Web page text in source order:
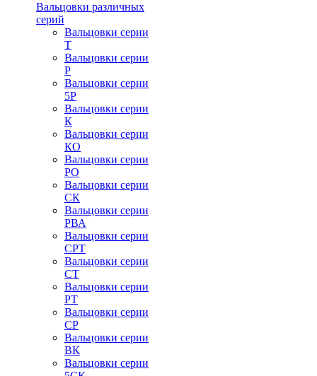
Вальцовки различных
серий
Вальцовки серии
Т
Вальцовки серии
Р
Вальцовки серии
5Р
Вальцовки серии
К
Вальцовки серии
КО
Вальцовки серии
РО
Вальцовки серии
СК
Вальцовки серии
РВА
Вальцовки серии
СРТ
Вальцовки серии
СТ
Вальцовки серии
РТ
Вальцовки серии
СР
Вальцовки серии
ВК
Вальцовки серии